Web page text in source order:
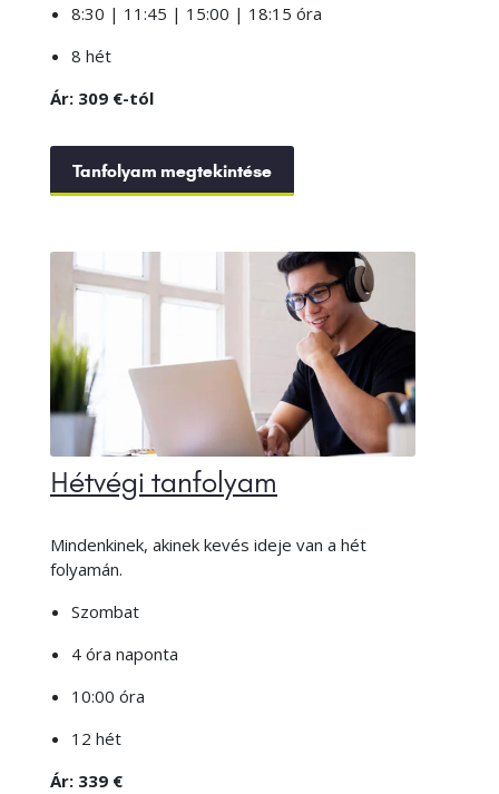
8:30 | 11:45 | 15:00 | 18:15 óra
8 hét
Ár: 309 €-tól
Tanfolyam megtekintése
Hétvégi tanfolyam
Mindenkinek, akinek kevés ideje van a hét
folyamán.
Szombat
4 óra naponta
10:00 óra
12 hét
Ár: 339 €